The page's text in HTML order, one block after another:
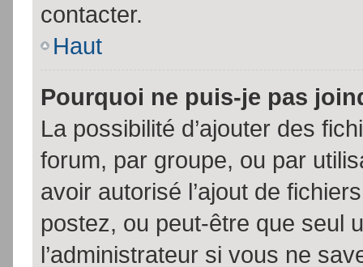
contacter.
Haut
Pourquoi ne puis-je pas
La possibilité d’ajouter des
forum, par groupe, ou par
avoir autorisé l’ajout de
postez, ou peut-être que seul
l’administrateur si vous ne